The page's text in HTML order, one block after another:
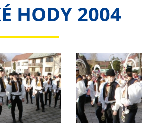
HODY 2004